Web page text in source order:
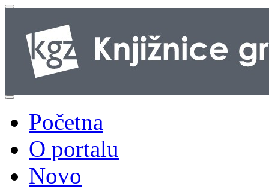
Početna
O portalu
Novo